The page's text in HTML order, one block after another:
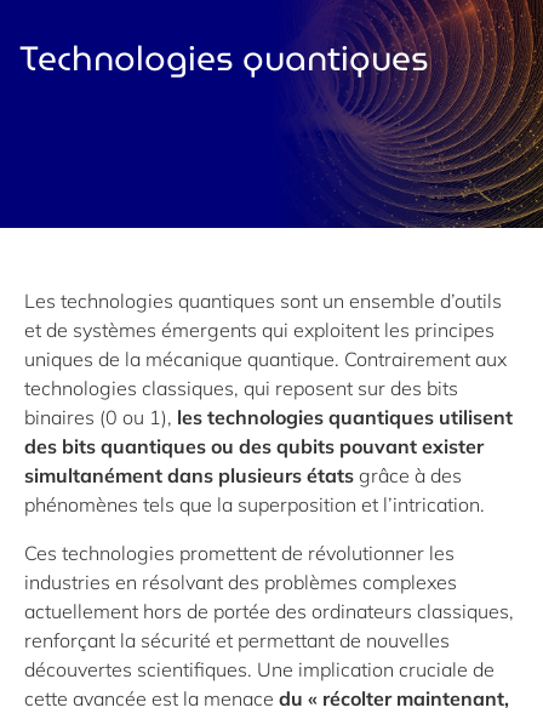
Technologies quantiques
Les technologies quantiques sont un ensemble d’outils
et de systèmes émergents qui exploitent les principes
uniques de la mécanique quantique. Contrairement aux
technologies classiques, qui reposent sur des bits
binaires (0 ou 1), les technologies quantiques utilisent
des bits quantiques ou des qubits pouvant exister
simultanément dans plusieurs états grâce à des
phénomènes tels que la superposition et l’intrication.
Ces technologies promettent de révolutionner les
industries en résolvant des problèmes complexes
actuellement hors de portée des ordinateurs classiques,
renforçant la sécurité et permettant de nouvelles
découvertes scientifiques. Une implication cruciale de
cette avancée est la menace du « récolter maintenant,